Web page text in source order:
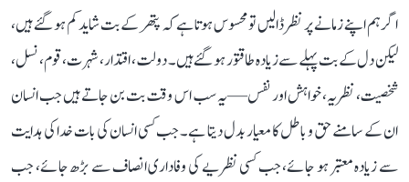
اگر ہم اپنے زمانے پر نظر ڈالیں تو محسوس ہوتا ہے کہ پتھر کے بت شاید کم ہو گئے ہیں،
لیکن دل کے بت پہلے سے زیادہ طاقتور ہو گئے ہیں۔ دولت، اقتدار، شہرت، قوم، نسل،
شخصیت، نظریہ، خواہش اور نفس—یہ سب اس وقت بت بن جاتے ہیں جب انسان
ان کے سامنے حق و باطل کا معیار بدل دیتا ہے۔ جب کسی انسان کی بات خدا کی ہدایت
سے زیادہ معتبر ہو جائے، جب کسی نظریے کی وفاداری انصاف سے بڑھ جائے، جب